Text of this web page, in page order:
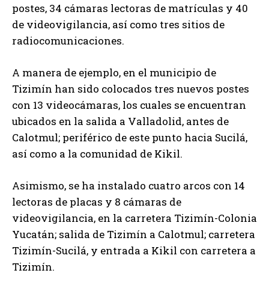
postes, 34 cámaras lectoras de matrículas y 40
de videovigilancia, así como tres sitios de
radiocomunicaciones.
A manera de ejemplo, en el municipio de
Tizimín han sido colocados tres nuevos postes
con 13 videocámaras, los cuales se encuentran
ubicados en la salida a Valladolid, antes de
Calotmul; periférico de este punto hacia Sucilá,
así como a la comunidad de Kikil.
Asimismo, se ha instalado cuatro arcos con 14
lectoras de placas y 8 cámaras de
videovigilancia, en la carretera Tizimín-Colonia
Yucatán; salida de Tizimín a Calotmul; carretera
Tizimín-Sucilá, y entrada a Kikil con carretera a
Tizimín.